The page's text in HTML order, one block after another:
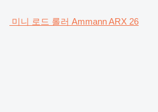
미니 로드 롤러 Ammann ARX 26